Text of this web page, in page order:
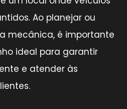
Ao planejar ou
mecânica, é importante
ideal para garantir
e atender às